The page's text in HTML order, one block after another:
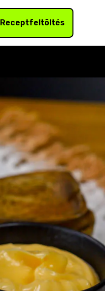
Receptfeltöltés